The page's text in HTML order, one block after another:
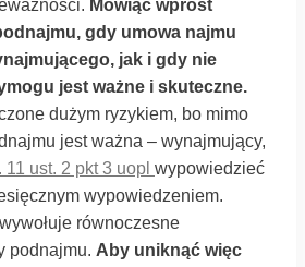
Mówiąc wprost
gdy umowa najmu
jak i gdy nie
jest ważne i skuteczne.
dużym ryzykiem, bo mimo
jest ważna – wynajmujący,
11 ust. 2 pkt 3 uopl wypowiedzieć
wypowiedzeniem.
równoczesne
podnajmu. Aby uniknąć więc